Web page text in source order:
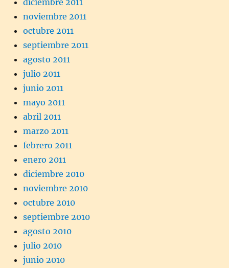
noviembre 2011
octubre 2011
septiembre 2011
agosto 2011
julio 2011
junio 2011
mayo 2011
abril 2011
marzo 2011
febrero 2011
enero 2011
diciembre 2010
noviembre 2010
octubre 2010
septiembre 2010
agosto 2010
julio 2010
junio 2010